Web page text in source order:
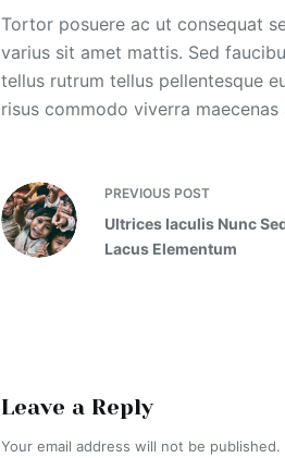
Tortor posuere ac ut consequat
varius sit amet mattis. Sed
tellus rutrum tellus pellentesque
risus commodo viverra maecenas
PREVIOUS POST
Ultrices Iaculis Nunc
Lacus Elementum
Leave a Reply
Your email address will not be published.